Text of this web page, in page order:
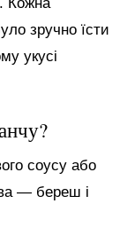
зручно їсти
укусі
соусу або
— береш і